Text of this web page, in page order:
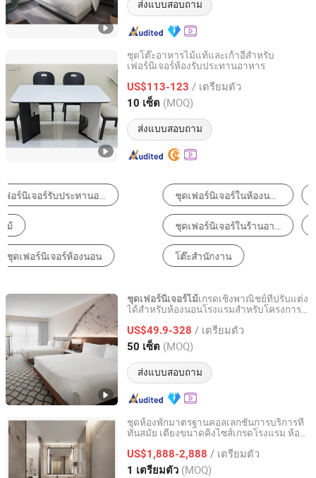
ส่งแบบสอบถาม
ชุดโต๊ะอาหารไม้แท้และเก้าอี้สำหรับ
เฟอร์นิเจอร์ห้องรับประทานอาหาร
US$113-123 / เตรียมตัว
10 เซ็ต (MOQ)
ส่งแบบสอบถาม
Xinqinzhiyuan Furniture Co., Ltd.
Jiangxi, China อัตราจาก 2026
ตู้ในครัว ตู้เสื้อผ้า
เตียงนอน
โต๊ะสำนักงาน
ชุดเฟอร์นิเจอร์ไม้เกรดเชิงพาณิชย์ที่ปรับแต่ง
ได้สำหรับห้องนอนโรงแรมสำหรับโครงการ
US$49.9-328 / เตรียมตัว
50 เซ็ต (MOQ)
ส่งแบบสอบถาม
Foshan Censo Home Co., Ltd
Guangdong, China อัตราจาก 2026
ชุดห้องพักมาตรฐานคอลเลกชันการบริการที่
ทันสมัย เตียงขนาดคิงไซส์เกรดโรงแรม ห้อง
ห้องนอนโรงแรมที่ปรับแต่งได้
US$1,888-2,888 / เตรียมตัว
1 เตรียมตัว (MOQ)
FOSHAN ORIENT HARDWARE PRODUCTS CO.,LTD
Guangdong, China อัตราจาก 2025